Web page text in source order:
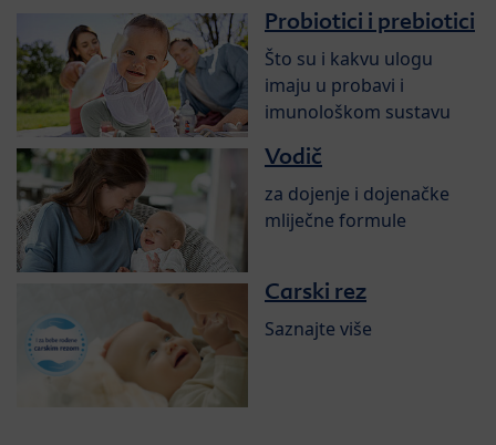
Probiotici i prebiotici
Što su i kakvu ulogu
imaju u probavi i
imunološkom sustavu
Vodič
za dojenje i dojenačke
mliječne formule
Carski rez
Saznajte više